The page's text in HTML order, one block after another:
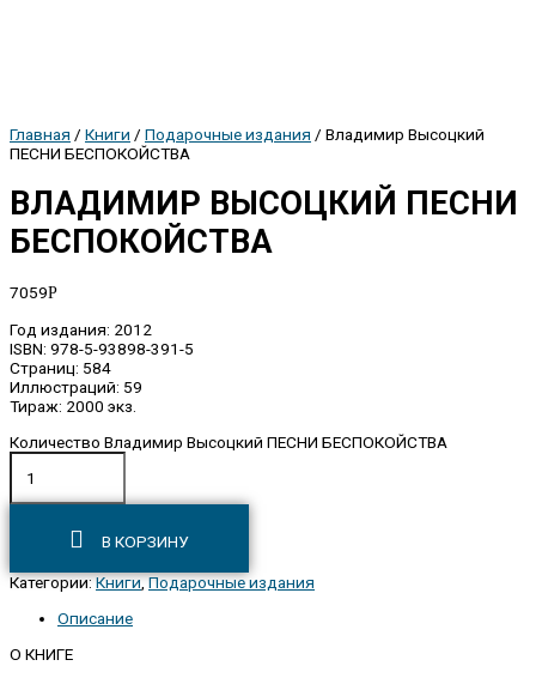
Главная / Книги / Подарочные издания / Владимир Высоцкий
ПЕСНИ БЕСПОКОЙСТВА
ВЛАДИМИР ВЫСОЦКИЙ ПЕСНИ
БЕСПОКОЙСТВА
7059Р
Год издания: 2012
ISBN: 978-5-93898-391-5
Страниц: 584
Иллюстраций: 59
Тираж: 2000 экз.
Количество Владимир Высоцкий ПЕСНИ БЕСПОКОЙСТВА
В КОРЗИНУ
Категории:Книги,Подарочные издания
Описание
О КНИГЕ